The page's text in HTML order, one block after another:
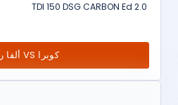
2.0 TDI 150 DSG CARBON Ed
كوبرا VS ألفا روميو